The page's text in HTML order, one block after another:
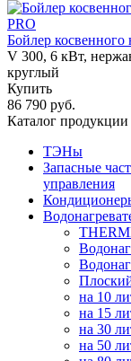
Бойлер
V 300, 6 кВт,
круглый
Купить
86 790 руб.
Каталог продукции
ТЭНы
Запасные
управления
на 10
на 15
на 30
на 50